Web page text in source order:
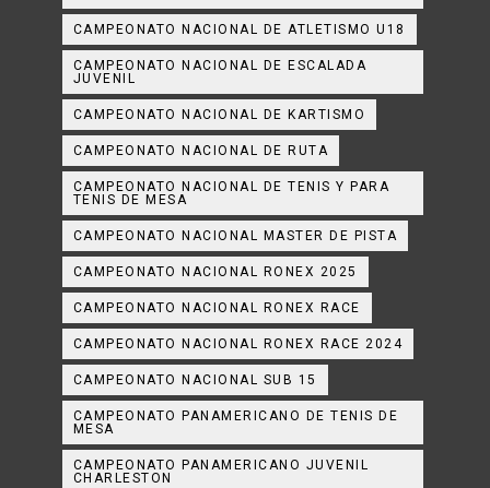
CAMPEONATO NACIONAL DE ATLETISMO U18
CAMPEONATO NACIONAL DE ESCALADA
JUVENIL
CAMPEONATO NACIONAL DE KARTISMO
CAMPEONATO NACIONAL DE RUTA
CAMPEONATO NACIONAL DE TENIS Y PARA
TENIS DE MESA
CAMPEONATO NACIONAL MASTER DE PISTA
CAMPEONATO NACIONAL RONEX 2025
CAMPEONATO NACIONAL RONEX RACE
CAMPEONATO NACIONAL RONEX RACE 2024
CAMPEONATO NACIONAL SUB 15
CAMPEONATO PANAMERICANO DE TENIS DE
MESA
CAMPEONATO PANAMERICANO JUVENIL
CHARLESTON